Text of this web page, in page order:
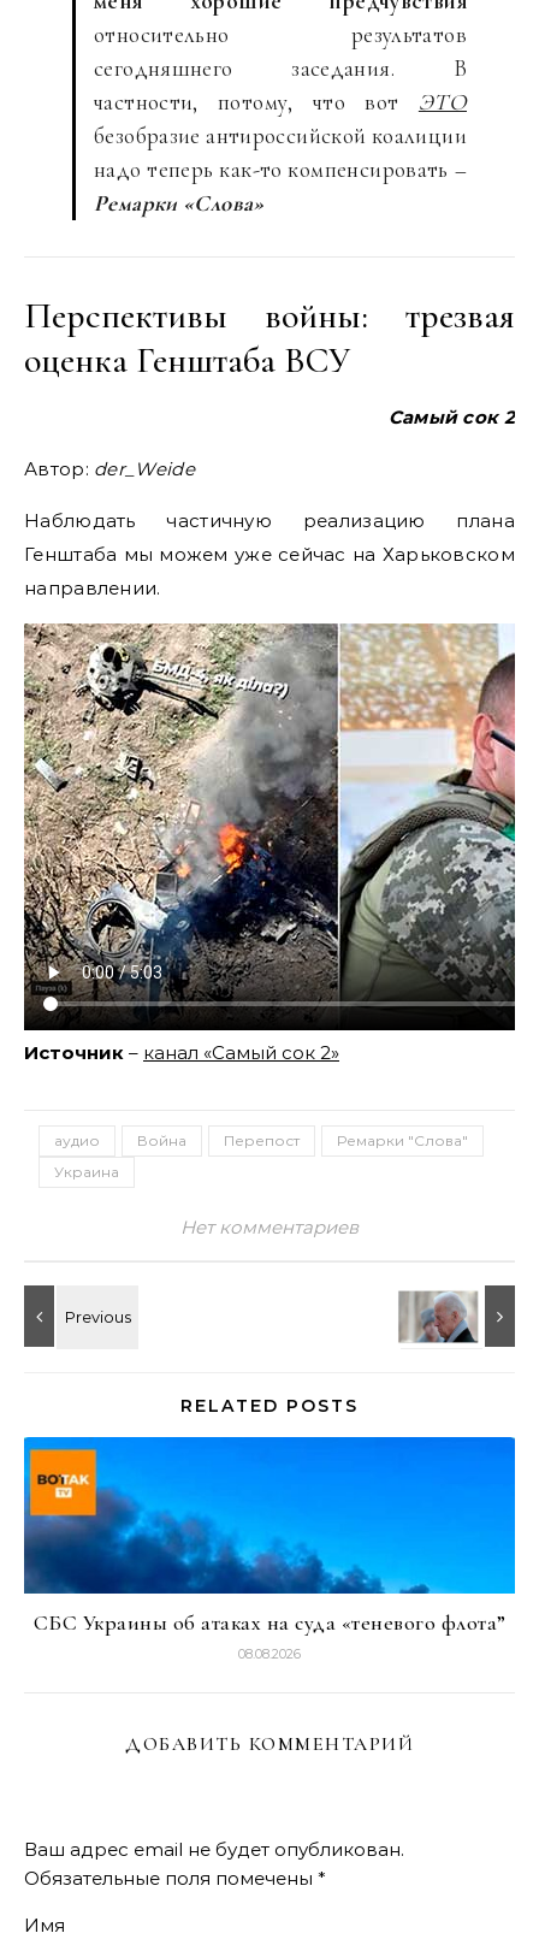
относительно результатов
сегодняшнего заседания. В
частности, потому, что вот ЭТО
безобразие антироссийской коалиции
надо теперь как-то компенсировать –
Ремарки «Слова»
Перспективы войны: трезвая
оценка Генштаба ВСУ
Самый сок 2
Автор: der_Weide
Наблюдать частичную реализацию плана
Генштаба мы можем уже сейчас на Харьковском
направлении.
Источник – канал «Самый сок 2»
аудио Война Перепост
Ремарки "Слова"
Украина
Нет комментариев
RELATED POSTS
СБС Украины об атаках на суда «теневого флота”
08.08.2026
ДОБАВИТЬ КОММЕНТАРИЙ
Ваш адрес email не будет опубликован.
Обязательные поля помечены *
Имя